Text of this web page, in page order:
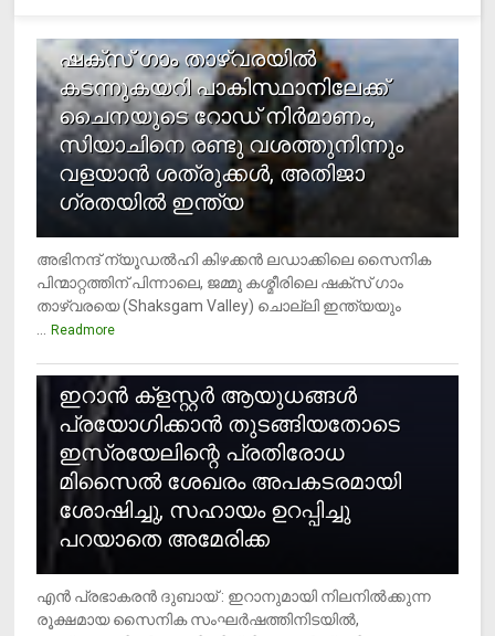
ഷക്സ് ​ഗാം താഴ്‌വരയിൽ
കടന്നുകയറി പാകിസ്ഥാനിലേക്ക്
ചൈനയുടെ റോഡ് നിർമാണം,
സിയാചിനെ രണ്ടു വശത്തുനിന്നും
വളയാൻ ശത്രുക്കൾ, അതിജാ​
ഗ്രതയിൽ ഇന്ത്യ
അഭിനന്ദ് ന്യൂഡൽഹി കിഴക്കൻ ലഡാക്കിലെ സൈനിക
പിന്മാറ്റത്തിന് പിന്നാലെ, ജമ്മു കശ്മീരിലെ ഷക്സ് ​ഗാം
താഴ്‌വരയെ (Shaksgam Valley) ചൊല്ലി ഇന്ത്യയും
Readmore
ഇറാന്‍ ക്‌ളസ്റ്റര്‍ ആയുധങ്ങള്‍
പ്രയോഗിക്കാന്‍ തുടങ്ങിയതോടെ
ഇസ്രയേലിന്റെ പ്രതിരോധ
മിസൈല്‍ ശേഖരം അപകടരമായി
ശോഷിച്ചു, സഹായം ഉറപ്പിച്ചു
പറയാതെ അമേരിക്ക
എന്‍ പ്രഭാകരന്‍ ദുബായ് : ഇറാനുമായി നിലനില്‍ക്കുന്ന
രൂക്ഷമായ സൈനിക സംഘര്‍ഷത്തിനിടയില്‍,